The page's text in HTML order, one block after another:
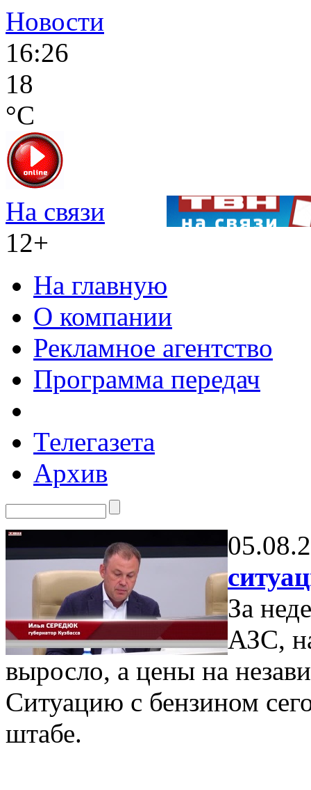
Новости
16:26
18
°C
На связи
12+
На главную
О компании
Рекламное агентство
Программа передач
Телегазета
Архив
За
АЗС,
выросло, а цены на
Ситуацию с бензином
штабе.